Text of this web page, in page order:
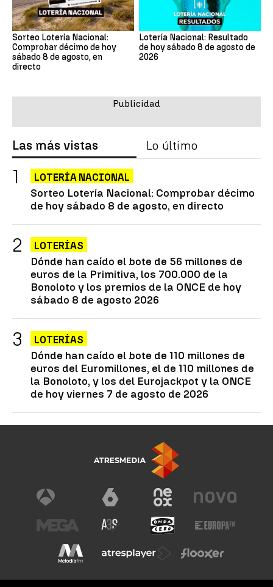
Sorteo Lotería Nacional:
Comprobar décimo de hoy
sábado 8 de agosto, en
directo
Lotería Nacional: Resultado
de hoy sábado 8 de agosto de
2026
Las más vistas Lo último
LOTERÍA NACIONAL
Sorteo Lotería Nacional: Comprobar décimo
de hoy sábado 8 de agosto, en directo
LOTERÍAS
Dónde han caído el bote de 56 millones de
euros de la Primitiva, los 700.000 de la
Bonoloto y los premios de la ONCE de hoy
sábado 8 de agosto 2026
LOTERÍAS
Dónde han caído el bote de 110 millones de
euros del Euromillones, el de 110 millones de
la Bonoloto, y los del Eurojackpot y la ONCE
de hoy viernes 7 de agosto de 2026